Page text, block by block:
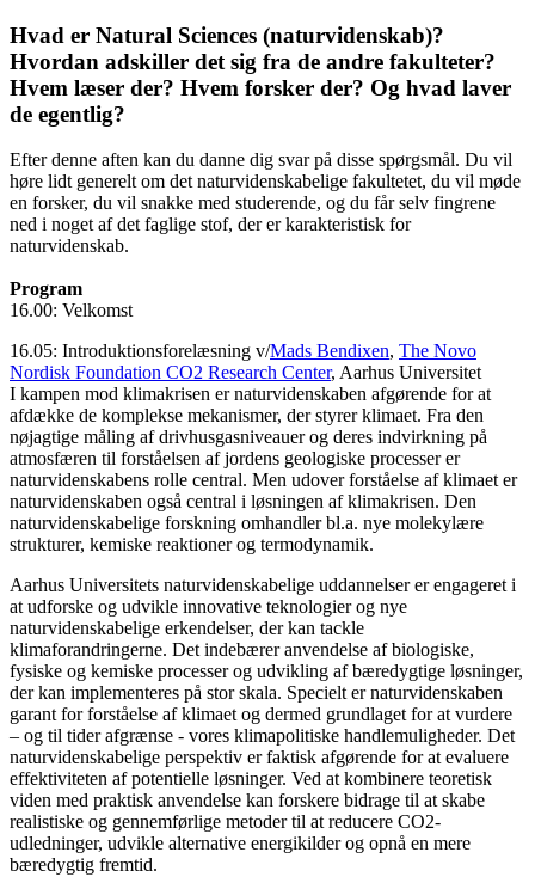
Hvad er Natural Sciences (naturvidenskab)?
Hvordan adskiller det sig fra de andre fakulteter?
Hvem læser der? Hvem forsker der? Og hvad laver
de egentlig?
Efter denne aften kan du danne dig svar på disse spørgsmål. Du vil
høre lidt generelt om det naturvidenskabelige fakultetet, du vil møde
en forsker, du vil snakke med studerende, og du får selv fingrene
ned i noget af det faglige stof, der er karakteristisk for
naturvidenskab.
Program
16.00: Velkomst
16.05: Introduktionsforelæsning v/Mads Bendixen, The Novo
Nordisk Foundation CO2 Research Center, Aarhus Universitet
I kampen mod klimakrisen er naturvidenskaben afgørende for at
afdække de komplekse mekanismer, der styrer klimaet. Fra den
nøjagtige måling af drivhusgasniveauer og deres indvirkning på
atmosfæren til forståelsen af jordens geologiske processer er
naturvidenskabens rolle central. Men udover forståelse af klimaet er
naturvidenskaben også central i løsningen af klimakrisen. Den
naturvidenskabelige forskning omhandler bl.a. nye molekylære
strukturer, kemiske reaktioner og termodynamik.
Aarhus Universitets naturvidenskabelige uddannelser er engageret i
at udforske og udvikle innovative teknologier og nye
naturvidenskabelige erkendelser, der kan tackle
klimaforandringerne. Det indebærer anvendelse af biologiske,
fysiske og kemiske processer og udvikling af bæredygtige løsninger,
der kan implementeres på stor skala. Specielt er naturvidenskaben
garant for forståelse af klimaet og dermed grundlaget for at vurdere
– og til tider afgrænse - vores klimapolitiske handlemuligheder. Det
naturvidenskabelige perspektiv er faktisk afgørende for at evaluere
effektiviteten af potentielle løsninger. Ved at kombinere teoretisk
viden med praktisk anvendelse kan forskere bidrage til at skabe
realistiske og gennemførlige metoder til at reducere CO2-
udledninger, udvikle alternative energikilder og opnå en mere
bæredygtig fremtid.